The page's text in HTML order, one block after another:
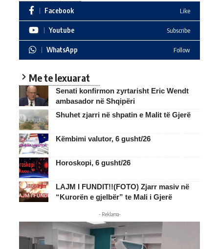
Facebook Like
Youtube Subscribe
WhatsApp Follow
Me te lexuarat
Senati konfirmon zyrtarisht Eric Wendt
ambasador në Shqipëri
Shuhet zjarri në shpatin e Malit të Gjerë
Këmbimi valutor, 6 gusht/26
Horoskopi, 6 gusht/26
LAJM I FUNDIT!!(FOTO) Zjarr masiv në
“Kurorën e gjelbër” te Mali i Gjerë
- Reklama-